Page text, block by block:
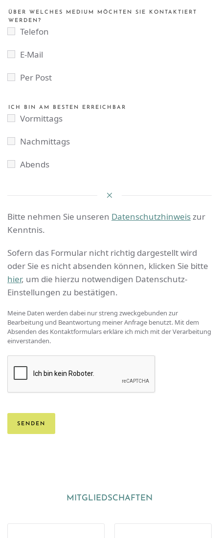
ÜBER WELCHES MEDIUM MÖCHTEN SIE KONTAKTIERT
WERDEN?
Telefon
E-Mail
Per Post
ICH BIN AM BESTEN ERREICHBAR
Vormittags
Nachmittags
Abends
Bitte nehmen Sie unseren Datenschutzhinweiszur
Kenntnis.
Sofern das Formular nicht richtig dargestellt wird
oder Sie es nicht absenden können, klicken Sie bitte
hier, um die hierzu notwendigen Datenschutz-
Einstellungen zu bestätigen.
Meine Daten werden dabei nur streng zweckgebunden zur
Bearbeitung und Beantwortung meiner Anfrage benutzt. Mit dem
Absenden des Kontaktformulars erkläre ich mich mit der Verarbeitung
einverstanden.
SENDEN
MITGLIEDSCHAFTEN